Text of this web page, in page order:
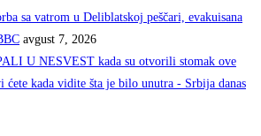
sa vatrom u Deliblatskoj peščari, evakuisana
avgust 7, 2026
U NESVEST kada su otvorili stomak ove
kada vidite šta je bilo unutra - Srbija danas